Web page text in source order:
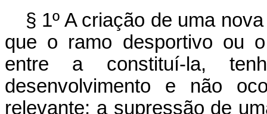
§ 1º A criação de uma
que o ramo desportivo ou
entre a constituí-la,
desenvolvimento e não
relevante; a supressão de